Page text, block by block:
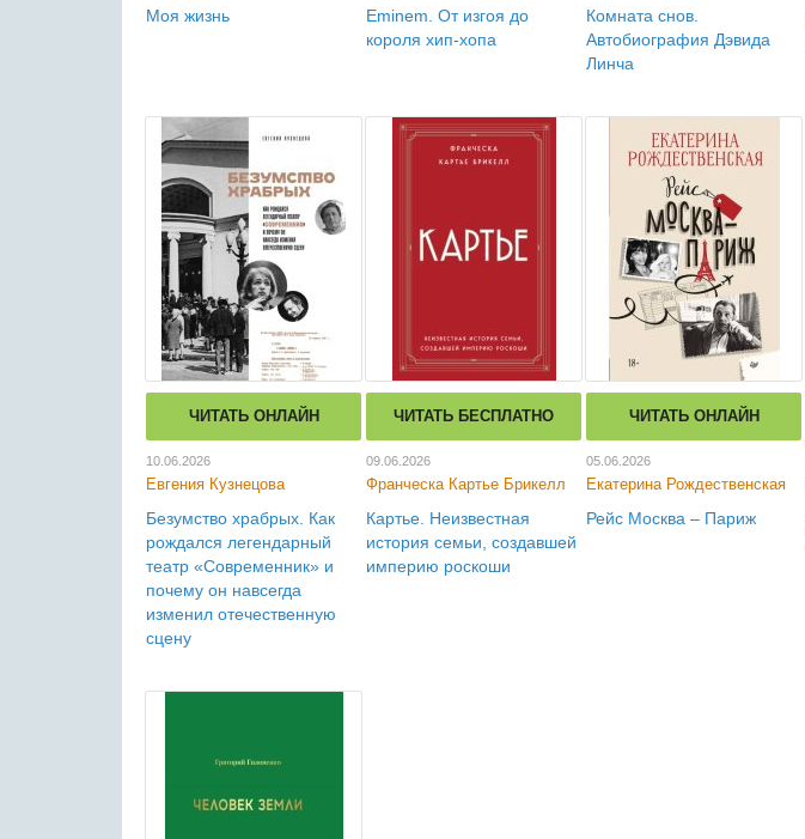
Моя жизнь
Eminem. От изгоя до
короля хип-хопа
Комната снов.
Автобиография Дэвида
Линча
ЧИТАТЬ ОНЛАЙН
10.06.2026
Евгения Кузнецова
Безумство храбрых. Как
рождался легендарный
театр «Современник» и
почему он навсегда
изменил отечественную
сцену
ЧИТАТЬ БЕСПЛАТНО
09.06.2026
Франческа Картье Брикелл
Картье. Неизвестная
история семьи, создавшей
империю роскоши
ЧИТАТЬ ОНЛАЙН
05.06.2026
Екатерина Рождественская
Рейс Москва – Париж